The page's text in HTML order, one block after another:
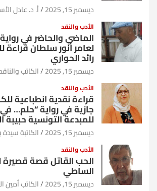
ديسمبر 15, 2025 أ. د. عادل
الأدب والنقد
الماضي والحاضر في
لعامر أنور سلطان قراءة
رائد الحواري
ديسمبر 15, 2025 الكاتب
الأدب والنقد
قراءة نقدية انطباعية
جازية في رواية “حلم…
للمبدعة التونسية حبيبة
ديسمبر 15, 2025 الكاتبة سيدة
الأدب والنقد
الحب القاتل قصة قصيرة
الساطي
ديسمبر 15, 2025 الكاتب أمين